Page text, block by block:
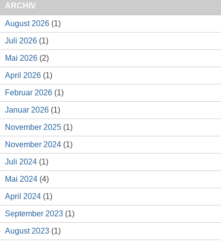
ARCHIV
August 2026 (1)
Juli 2026 (1)
Mai 2026 (2)
April 2026 (1)
Februar 2026 (1)
Januar 2026 (1)
November 2025 (1)
November 2024 (1)
Juli 2024 (1)
Mai 2024 (4)
April 2024 (1)
September 2023 (1)
August 2023 (1)